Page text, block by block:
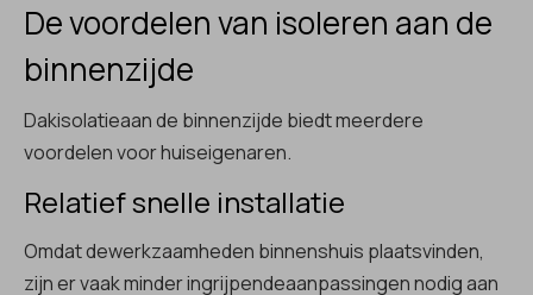
De voordelen van isoleren aan de
binnenzijde
Dakisolatieaan de binnenzijde biedt meerdere
voordelen voor huiseigenaren.
Relatief snelle installatie
Omdat dewerkzaamheden binnenshuis plaatsvinden,
zijn er vaak minder ingrijpendeaanpassingen nodig aan